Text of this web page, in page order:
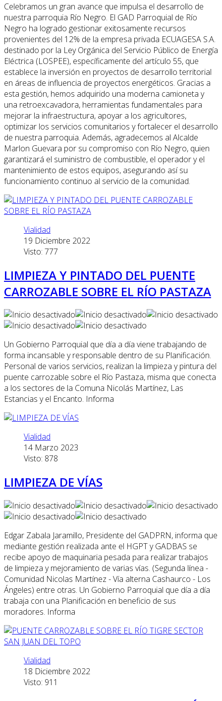
Celebramos un gran avance que impulsa el desarrollo de
nuestra parroquia Río Negro. El GAD Parroquial de Río
Negro ha logrado gestionar exitosamente recursos
provenientes del 12% de la empresa privada ECUAGESA S.A.
destinado por la Ley Orgánica del Servicio Público de Energía
Eléctrica (LOSPEE), específicamente del artículo 55, que
establece la inversión en proyectos de desarrollo territorial
en áreas de influencia de proyectos energéticos. Gracias a
esta gestión, hemos adquirido una moderna camioneta y
una retroexcavadora, herramientas fundamentales para
mejorar la infraestructura, apoyar a los agricultores,
optimizar los servicios comunitarios y fortalecer el desarrollo
de nuestra parroquia. Además, agradecemos al Alcalde
Marlon Guevara por su compromiso con Río Negro, quien
garantizará el suministro de combustible, el operador y el
mantenimiento de estos equipos, asegurando así su
funcionamiento continuo al servicio de la comunidad.
Vialidad
19 Diciembre 2022
Visto: 777
LIMPIEZA Y PINTADO DEL PUENTE
CARROZABLE SOBRE EL RÍO PASTAZA
Un Gobierno Parroquial que día a día viene trabajando de
forma incansable y responsable dentro de su Planificación.
Personal de varios servicios, realizan la limpieza y pintura del
puente carrozable sobre el Río Pastaza, misma que conecta
a los sectores de la Comuna Nicolás Martínez, Las
Estancias y el Encanto. Informa
Vialidad
14 Marzo 2023
Visto: 878
LIMPIEZA DE VÍAS
Edgar Zabala Jaramillo, Presidente del GADPRN, informa que
mediante gestión realizada ante el HGPT y GADBAS se
recibe apoyo de maquinaria pesada para realizar trabajos
de limpieza y mejoramiento de varias vías. (Segunda línea -
Comunidad Nicolas Martínez - Vía alterna Cashaurco - Los
Ángeles) entre otras. Un Gobierno Parroquial que día a día
trabaja con una Planificación en beneficio de sus
moradores. Informa
Vialidad
18 Diciembre 2022
Visto: 911